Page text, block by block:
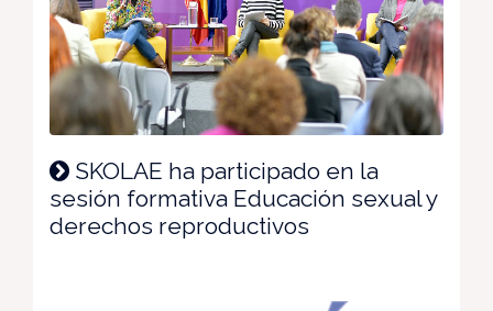
SKOLAE ha participado en la
sesión formativa Educación sexual y
derechos reproductivos